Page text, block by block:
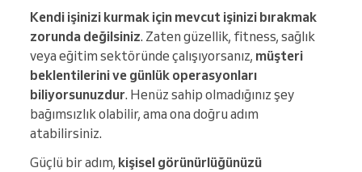
Kendi işinizi kurmak için mevcut işinizi bırakmak
zorunda değilsiniz. Zaten güzellik, fitness, sağlık
veya eğitim sektöründe çalışıyorsanız, müşteri
beklentilerini ve günlük operasyonları
biliyorsunuzdur. Henüz sahip olmadığınız şey
bağımsızlık olabilir, ama ona doğru adım
atabilirsiniz.
Güçlü bir adım, kişisel görünürlüğünüzü